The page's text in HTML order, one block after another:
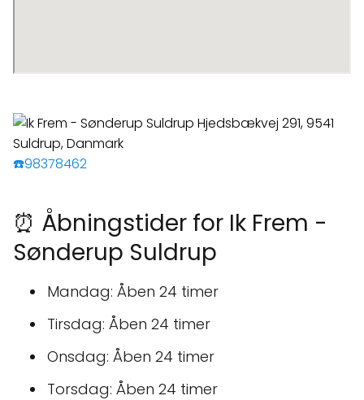
☎️98378462
⏰ Åbningstider for Ik Frem -
Sønderup Suldrup
Mandag: Åben 24 timer
Tirsdag: Åben 24 timer
Onsdag: Åben 24 timer
Torsdag: Åben 24 timer